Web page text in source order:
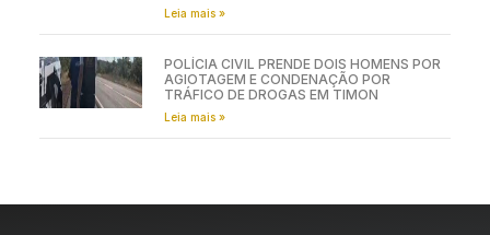
Leia mais »
POLÍCIA CIVIL PRENDE DOIS HOMENS POR
AGIOTAGEM E CONDENAÇÃO POR
TRÁFICO DE DROGAS EM TIMON
Leia mais »